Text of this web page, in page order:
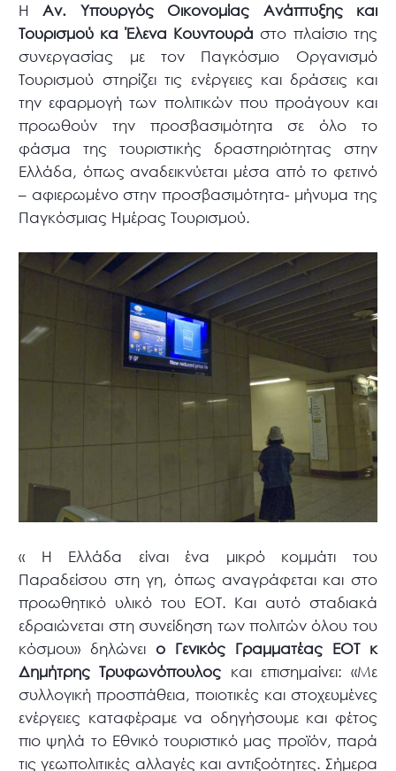
ΗΑν. Υπουργός Οικονομίας Ανάπτυξης και
Τουρισμού κα Έλενα Κουντουρά στο πλαίσιο της
συνεργασίας με τον Παγκόσμιο Οργανισμό
Τουρισμού στηρίζει τις ενέργειες και δράσεις και
την εφαρμογή των πολιτικών που προάγουν και
προωθούν την προσβασιμότητα σε όλο το
φάσμα της τουριστικής δραστηριότητας στην
Ελλάδα, όπως αναδεικνύεται μέσα από το φετινό
– αφιερωμένο στην προσβασιμότητα- μήνυμα της
Παγκόσμιας Ημέρας Τουρισμού.
« Η Ελλάδα είναι ένα μικρό κομμάτι του
Παραδείσου στη γη, όπως αναγράφεται και στο
προωθητικό υλικό του ΕΟΤ. Και αυτό σταδιακά
εδραιώνεται στη συνείδηση των πολιτών όλου του
κόσμου» δηλώνειο Γενικός Γραμματέας ΕΟΤ κ
Δημήτρης Τρυφωνόπουλος και επισημαίνει: «Με
συλλογική προσπάθεια, ποιοτικές και στοχευμένες
ενέργειες καταφέραμε να οδηγήσουμε και φέτος
πιο ψηλά το Εθνικό τουριστικό μας προϊόν, παρά
τις γεωπολιτικές αλλαγές και αντιξοότητες. Σήμερα